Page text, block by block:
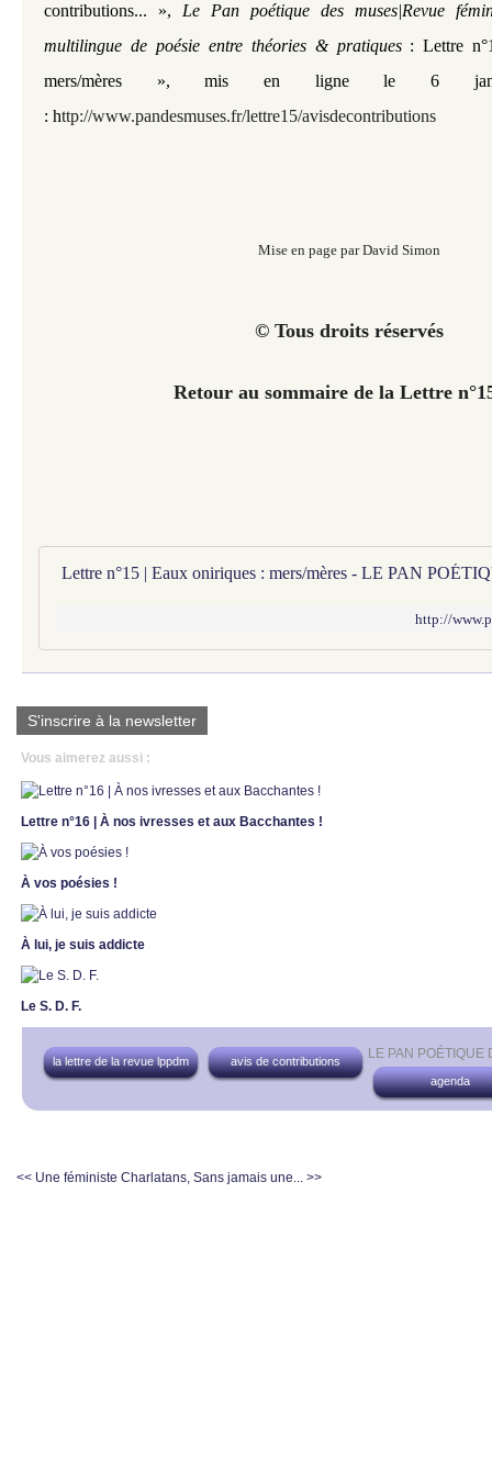
contributions... », Le Pan poétique des muses|Revue
multilingue de poésie entre théories & pratiques: Lettre
mers/mères », mis en ligne le 6
: http://www.pandesmuses.fr/lettre15/avisdecontributions
Mise en page par David Simon
© Tous droits réservés
Retour au sommaire de la Lettre
Lettre n°15 | Eaux oniriques : mers/mères - LE PAN
http://
S'inscrire à la newsletter
Vous aimerez aussi :
Lettre n°16 | À nos ivresses et aux Bacchantes !
À vos poésies !
À lui, je suis addicte
Le S. D. F.
LE PAN
la lettre de la revue lppdm
avis de contributions
agenda
<< Une féministe Charlatans, Sans jamais une... >>